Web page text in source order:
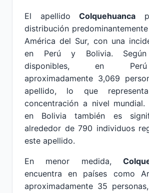
El apellido Colquehuanca
distribución
América del Sur, con una
en Perú y Bolivia.
disponibles, en
aproximadamente 3,069
apellido, lo que
concentración a nivel mundial.
en Bolivia también es
alrededor de 790 individuos
este apellido.
En menor medida,
encuentra en países como
aproximadamente 35